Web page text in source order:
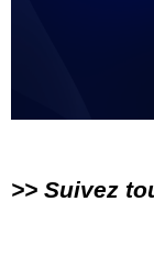
>> Suivez